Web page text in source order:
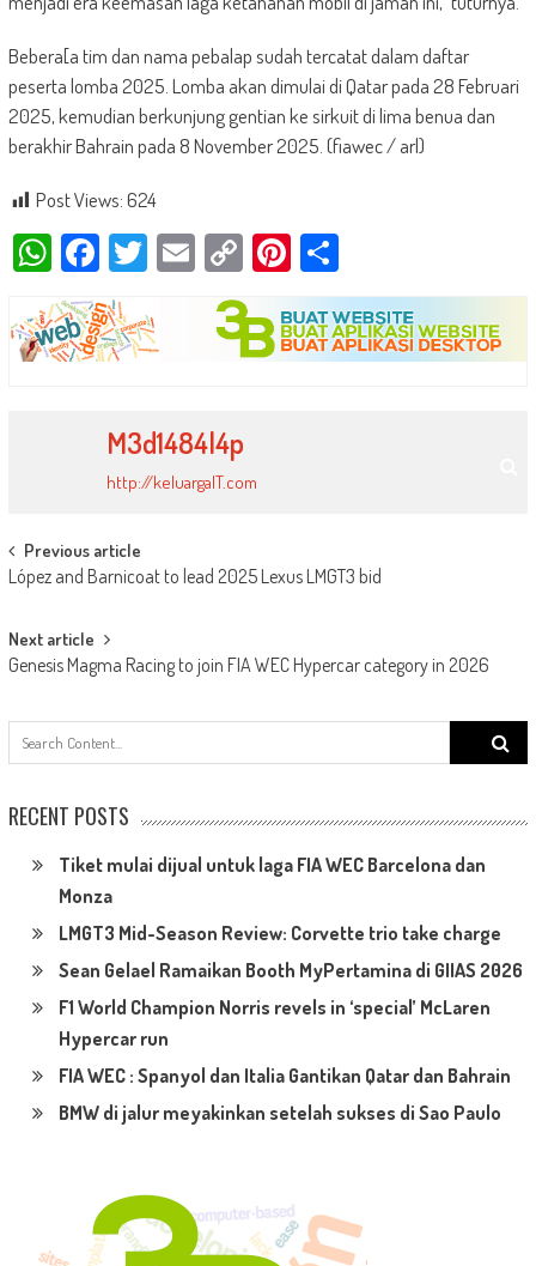
Bebera[a tim dan nama pebalap sudah tercatat dalam daftar
peserta lomba 2025. Lomba akan dimulai di Qatar pada 28 Februari
2025, kemudian berkunjung gentian ke sirkuit di lima benua dan
berakhir Bahrain pada 8 November 2025. (fiawec / arl)
Post Views:624
WhatsApp
Facebook
Twitter
EmailCopy
Link
Pinterest
Share
M3d1484l4p
http://keluargaIT.com
Post
navigation
Previous article
López and Barnicoat to lead 2025 Lexus LMGT3 bid
Next article
Genesis Magma Racing to join FIA WEC Hypercar category in 2026
Search
for:
RECENT POSTS
Tiket mulai dijual untuk laga FIA WEC Barcelona dan
Monza
LMGT3 Mid-Season Review: Corvette trio take charge
Sean Gelael Ramaikan Booth MyPertamina di GIIAS 2026
F1 World Champion Norris revels in ‘special’ McLaren
Hypercar run
FIA WEC : Spanyol dan Italia Gantikan Qatar dan Bahrain
BMW di jalur meyakinkan setelah sukses di Sao Paulo